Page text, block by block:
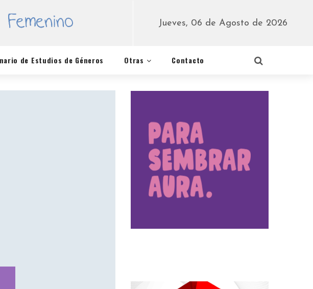
Jueves, 06 de Agosto de 2026
de Estudios de Géneros Otras Contacto